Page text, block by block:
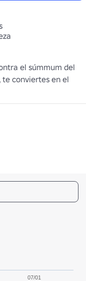
el súmmum del
te conviertes en el
07/01